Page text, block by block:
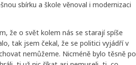
sbírku a škole věnoval i modernizaci
že o svět kolem nás se starají spíše
tak jsem čekal, že se politici vyjádří v
nemůžeme. Nicméně bylo těsně po